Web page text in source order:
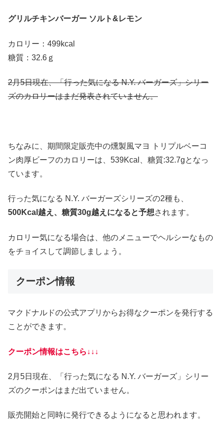
グリルチキンバーガー ソルト&レモン
カロリー：499kcal
糖質：32.6ｇ
2月5日現在、「行った気になる N.Y. バーガーズ」シリー
ズのカロリーはまだ発表されていません。
ちなみに、期間限定販売中の燻製風マヨ トリプルベーコ
ン肉厚ビーフのカロリーは、539Kcal、糖質:32.7gとなっ
ています。
行った気になる N.Y. バーガーズシリーズの2種も、
500Kcal越え、糖質30g越えになると予想されます。
カロリー気になる場合は、他のメニューでヘルシーなもの
をチョイスして調節しましょう。
クーポン情報
マクドナルドの公式アプリからお得なクーポンを発行する
ことができます。
クーポン情報はこちら↓↓↓
2月5日現在、「行った気になる N.Y. バーガーズ」シリー
ズのクーポンはまだ出ていません。
販売開始と同時に発行できるようになると思われます。